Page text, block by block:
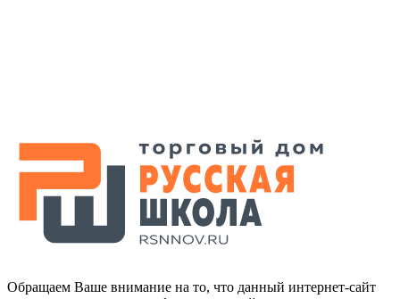
Обращаем Ваше внимание на то, что данный интернет-сайт